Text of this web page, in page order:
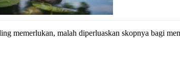
memerlukan, malah diperluaskan skopnya bagi